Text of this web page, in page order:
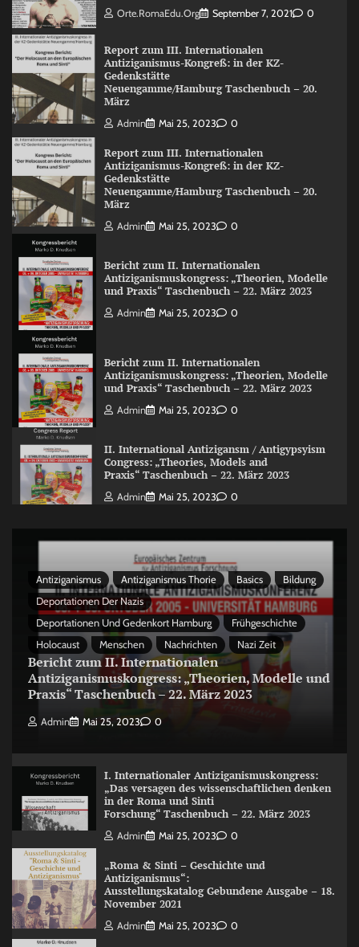
Orte.RomaEdu.org September 7, 2021 0
Report zum III. Internationalen
Antiziganismus-Kongreß: in der KZ-
Gedenkstätte
Neuengamme/Hamburg Taschenbuch – 20.
März
Admin Mai 25, 2023 0
Report zum III. Internationalen
Antiziganismus-Kongreß: in der KZ-
Gedenkstätte
Neuengamme/Hamburg Taschenbuch – 20.
März
Admin Mai 25, 2023 0
Bericht zum II. Internationalen
Antiziganismuskongress: „Theorien, Modelle
und Praxis“ Taschenbuch – 22. März 2023
Admin Mai 25, 2023 0
Bericht zum II. Internationalen
Antiziganismuskongress: „Theorien, Modelle
und Praxis“ Taschenbuch – 22. März 2023
Admin Mai 25, 2023 0
II. International Antizigansm / Antigypsyism
Congress: „Theories, Models and
Praxis“ Taschenbuch – 22. März 2023
Admin Mai 25, 2023 0
Antiziganismus Antiziganismus Thorie Basics
Bildung
Deportationen Der Nazis
Deportationen Und Gedenkort Hamburg
Frühgeschichte
Holocaust
Menschen Nachrichten Nazi Zeit
Bericht zum II. Internationalen
Antiziganismuskongress: „Theorien, Modelle und
Praxis“ Taschenbuch – 22. März 2023
Admin Mai 25, 2023 0
I. Internationaler Antiziganismuskongress:
„Das versagen des wissenschaftlichen denken
in der Roma und Sinti
Forschung“ Taschenbuch – 22. März 2023
Admin Mai 25, 2023 0
„Roma & Sinti – Geschichte und
Antiziganismus“:
Ausstellungskatalog Gebundene Ausgabe – 18.
November 2021
Admin Mai 25, 2023 0